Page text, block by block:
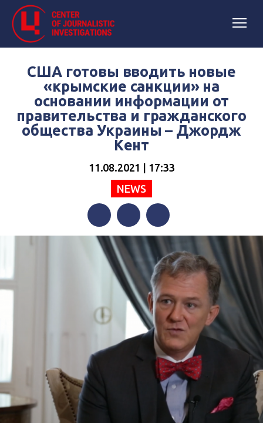
США готовы вводить новые
«крымские санкции» на
основании информации от
правительства и гражданского
общества Украины – Джордж
Кент
11.08.2021 | 17:33
NEWS
FacebookTwitterTelegram